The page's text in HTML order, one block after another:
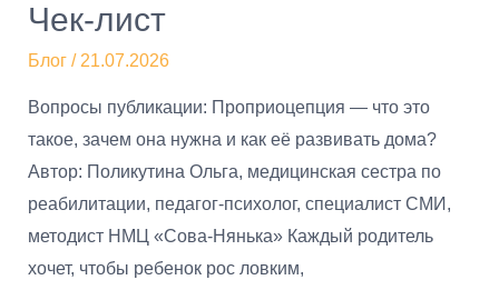
Чек-лист
Блог/ 21.07.2026
Вопросы публикации: Проприоцепция — что это
такое, зачем она нужна и как её развивать дома?
Автор: Поликутина Ольга, медицинская сестра по
реабилитации, педагог-психолог, специалист СМИ,
методист НМЦ «Сова-Нянька» Каждый родитель
хочет, чтобы ребенок рос ловким,